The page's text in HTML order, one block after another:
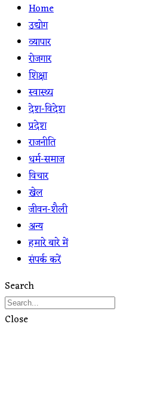
Home
उद्योग
व्यापार
रोजगार
शिक्षा
स्वास्थ्य
देश-विदेश
प्रदेश
राजनीति
धर्म-समाज
विचार
खेल
जीवन-शैली
अन्य
हमारे बारे में
संपर्क करें
Search
Close